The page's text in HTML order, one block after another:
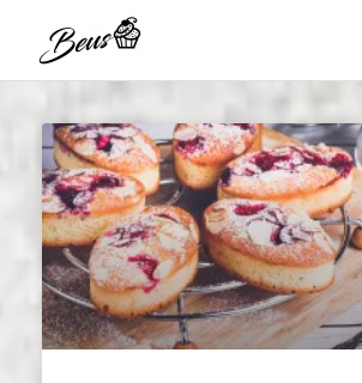
content
O
l
d
a
l
O
l
d
a
l
O
l
d
a
l
O
l
d
a
l